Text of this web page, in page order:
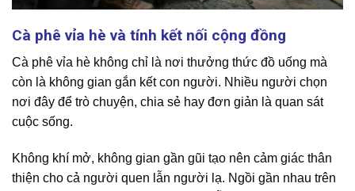
Cà phê vỉa hè và tính kết nối cộng đồng
Cà phê vỉa hè không chỉ là nơi thưởng thức đồ uống mà
còn là không gian gắn kết con người. Nhiều người chọn
nơi đây để trò chuyện, chia sẻ hay đơn giản là quan sát
cuộc sống.
Không khí mở, không gian gần gũi tạo nên cảm giác thân
thiện cho cả người quen lẫn người lạ. Ngồi gần nhau trên